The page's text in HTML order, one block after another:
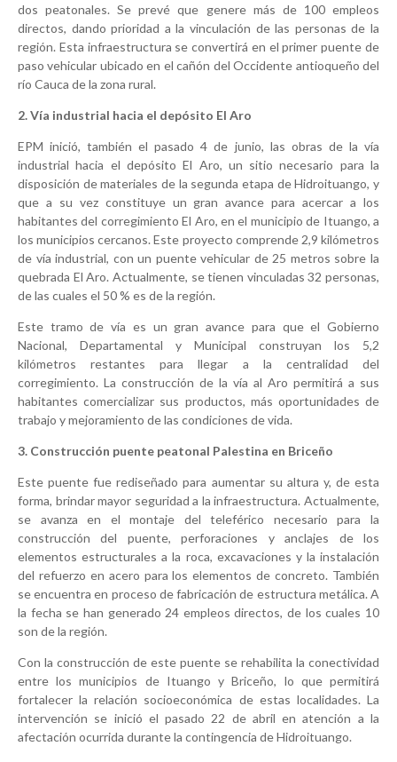
dos peatonales. Se prevé que genere más de 100 empleos
directos, dando prioridad a la vinculación de las personas de la
región. Esta infraestructura se convertirá en el primer puente de
paso vehicular ubicado en el cañón del Occidente antioqueño del
río Cauca de la zona rural.
2. Vía industrial hacia el depósito El Aro
EPM inició, también el pasado 4 de junio, las obras de la vía
industrial hacia el depósito El Aro, un sitio necesario para la
disposición de materiales de la segunda etapa de Hidroituango, y
que a su vez constituye un gran avance para acercar a los
habitantes del corregimiento El Aro, en el municipio de Ituango, a
los municipios cercanos. Este proyecto comprende 2,9 kilómetros
de vía industrial, con un puente vehicular de 25 metros sobre la
quebrada El Aro. Actualmente, se tienen vinculadas 32 personas,
de las cuales el 50 % es de la región.
Este tramo de vía es un gran avance para que el Gobierno
Nacional, Departamental y Municipal construyan los 5,2
kilómetros restantes para llegar a la centralidad del
corregimiento. La construcción de la vía al Aro permitirá a sus
habitantes comercializar sus productos, más oportunidades de
trabajo y mejoramiento de las condiciones de vida.
3. Construcción puente peatonal Palestina en Briceño
Este puente fue rediseñado para aumentar su altura y, de esta
forma, brindar mayor seguridad a la infraestructura. Actualmente,
se avanza en el montaje del teleférico necesario para la
construcción del puente, perforaciones y anclajes de los
elementos estructurales a la roca, excavaciones y la instalación
del refuerzo en acero para los elementos de concreto. También
se encuentra en proceso de fabricación de estructura metálica. A
la fecha se han generado 24 empleos directos, de los cuales 10
son de la región.
Con la construcción de este puente se rehabilita la conectividad
entre los municipios de Ituango y Briceño, lo que permitirá
fortalecer la relación socioeconómica de estas localidades. La
intervención se inició el pasado 22 de abril en atención a la
afectación ocurrida durante la contingencia de Hidroituango.